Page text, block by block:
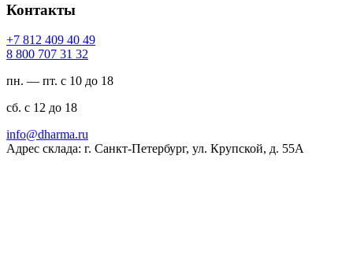
Контакты
94 04 904 218 7+
23 13 707 008 8
пн. — пт. с 10 до 18
сб. с 12 до 18
ur.amrahd@ofni
Адрес склада: г. Санкт-Петербург, ул. Крупской, д. 55А